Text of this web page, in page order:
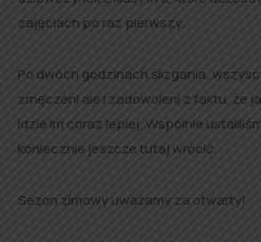
zajęciach po raz pierwszy.
Po dwóch godzinach ślizgania,
zmęczeni ale i zadowoleni z faktu, że
idzie im coraz lepiej. Wspólnie
koniecznie jeszcze tutaj wrócić.
Sezon zimowy uważamy za otwarty!